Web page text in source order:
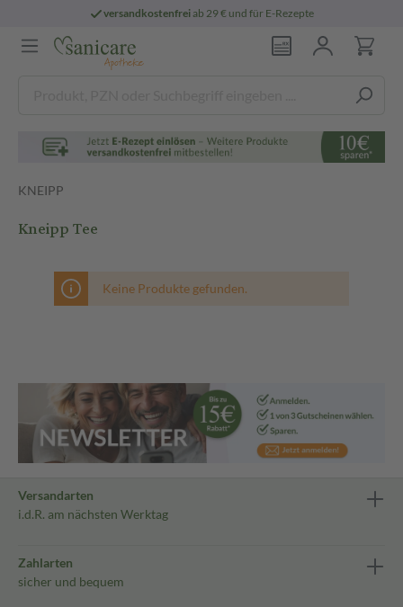
versandkostenfreiab 29 € und für E-Rezepte
KNEIPP
Kneipp Tee
Keine Produkte gefunden.
Versandarten
i.d.R. am nächsten Werktag
Zahlarten
sicher und bequem